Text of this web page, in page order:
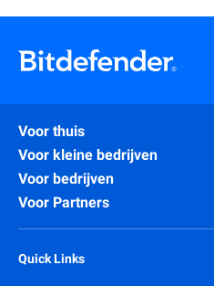
Voor thuis
Voor kleine bedrijven
Voor bedrijven
Voor Partners
Quick Links